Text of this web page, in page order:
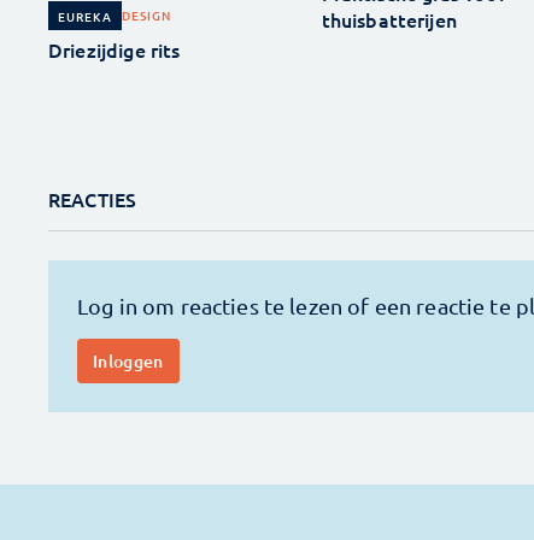
EUREKA DESIGN
Driezijdige rits
thuisbatterijen
REACTIES